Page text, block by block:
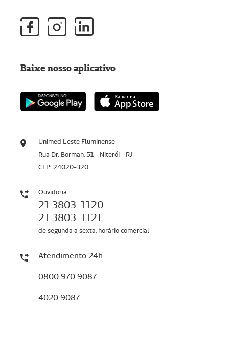
Unimed Leste Fluminense
Rua Dr. Borman, 51 - Niterói - RJ
CEP: 24020-320
Ouvidoria
21 3803-1120
21 3803-1121
de segunda a sexta, horário comercial
Atendimento 24h
0800 970 9087
4020 9087
Baixe nosso aplicativo